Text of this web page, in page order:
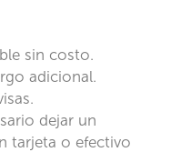
sin costo.
adicional.
dejar un
tarjeta o efectivo